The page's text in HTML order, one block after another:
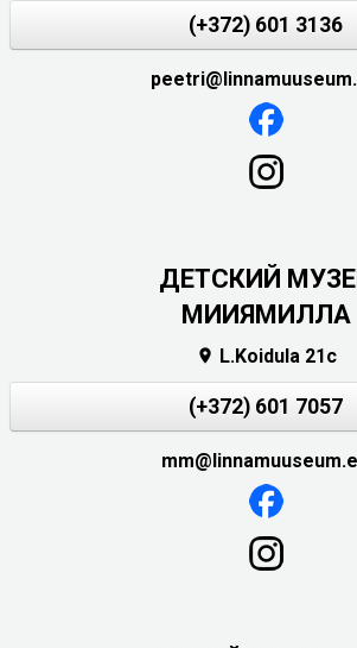
(+372) 601 3136
ДЕТСКИЙ
МИИЯМИЛЛА
 L.Koidula 21c
(+372) 601 7057